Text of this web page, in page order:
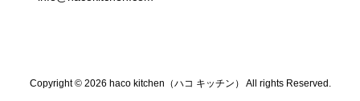
Copyright © 2026 haco kitchen（ハコ キッチン） All rights Reserved.